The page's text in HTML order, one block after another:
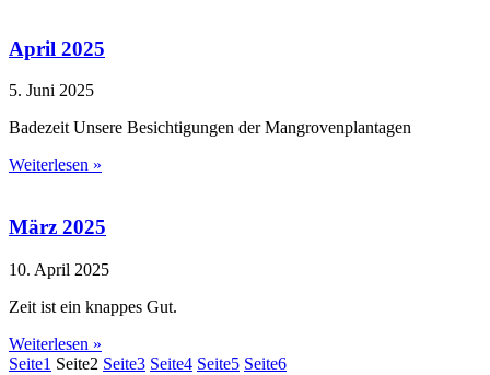
April 2025
5. Juni 2025
Badezeit Unsere Besichtigungen der Mangrovenplantagen
Weiterlesen »
März 2025
10. April 2025
Zeit ist ein knappes Gut.
Weiterlesen »
Seite1 Seite2 Seite3 Seite4 Seite5 Seite6